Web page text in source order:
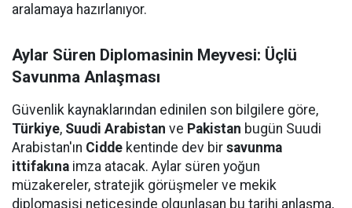
aralamaya hazırlanıyor.
Aylar Süren Diplomasinin Meyvesi: Üçlü
Savunma Anlaşması
Güvenlik kaynaklarından edinilen son bilgilere göre,
Türkiye, Suudi Arabistan ve Pakistan bugün Suudi
Arabistan'ın Cidde kentinde dev bir savunma
ittifakına imza atacak. Aylar süren yoğun
müzakereler, stratejik görüşmeler ve mekik
diplomasisi neticesinde olgunlaşan bu tarihi anlaşma,